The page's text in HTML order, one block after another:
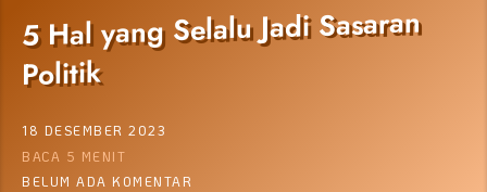
5 Hal yang Selalu Jadi Sasaran
Politik
18 DESEMBER 2023
BACA 5 MENIT
BELUM ADA KOMENTAR